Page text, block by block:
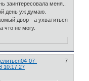
заинтересовала меня..
день уж думаю.
двор - а ухватиться
что не могу.
7
04-07-
10:17:27